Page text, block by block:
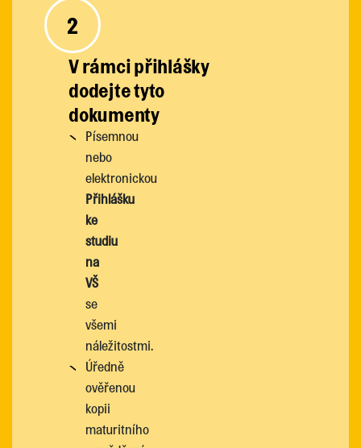
2
V rámci přihlášky
dodejte tyto
dokumenty
Písemnou
nebo
elektronickou
Přihlášku
ke
studiu
na
VŠ
se
všemi
náležitostmi.
Úředně
ověřenou
kopii
maturitního